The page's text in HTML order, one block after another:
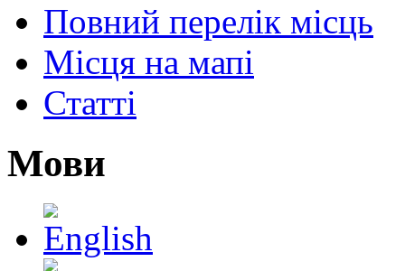
Повний перелік місць
Місця на мапі
Статті
Мови